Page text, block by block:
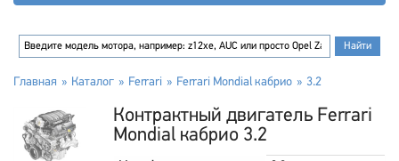
Главная Каталог Ferrari Ferrari Mondial кабрио 3.2
Контрактный двигатель Ferrari
Mondial кабрио 3.2